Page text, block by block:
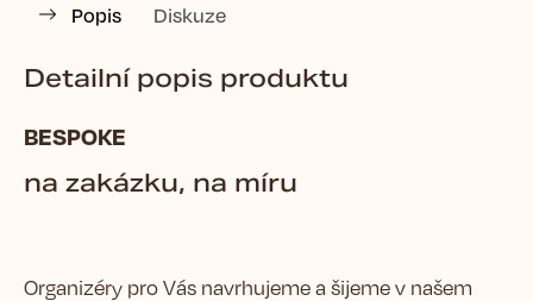
Popis Diskuze
Detailní popis produktu
BESPOKE
na zakázku, na míru
Organizéry pro Vás navrhujeme a šijeme v našem